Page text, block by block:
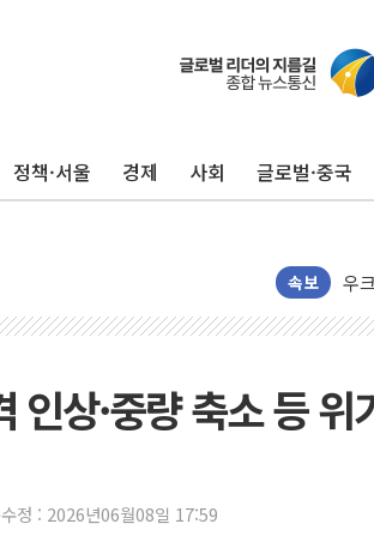
정책·서울 경제 사회 글로벌·중국
속보
해
우
동
구
해
인상·중량 축소 등
정 : 2026년06월08일 17:59